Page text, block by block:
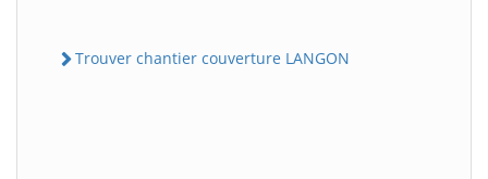
Trouver chantier couverture LANGON